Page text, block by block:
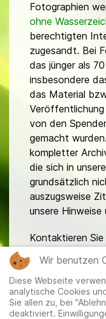
Fotographien
ohne
berechtigten
zugesandt. Bei
das jünger als
insbesondere
das Material
von den
gemacht
kompletter
die sich in
grundsätzlich
auszugsweise
unsere Hinweise
Kontaktieren Sie
Wir benutzen
Diese Webseite
analytische Cookies
Sie allen zu, bei
deaktiviert.